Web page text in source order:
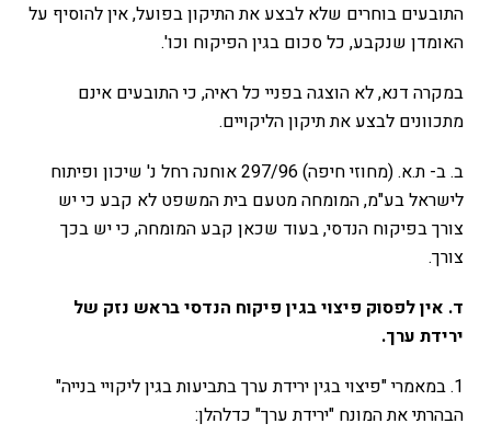
התובעים בוחרים שלא לבצע את התיקון בפועל, אין להוסיף על
האומדן שנקבע, כל סכום בגין הפיקוח וכו'.
במקרה דנא, לא הוצגה בפניי כל ראיה, כי התובעים אינם
מתכוונים לבצע את תיקון הליקויים.
ב. ב- ת.א. (מחוזי חיפה) 297/96 אוחנה רחל נ' שיכון ופיתוח
לישראל בע"מ, המומחה מטעם בית המשפט לא קבע כי יש
צורך בפיקוח הנדסי, בעוד שכאן קבע המומחה, כי יש בכך
צורך.
ד. אין לפסוק פיצוי בגין פיקוח הנדסי בראש נזק של
ירידת ערך.
1. במאמרי "פיצוי בגין ירידת ערך בתביעות בגין ליקויי בנייה"
הבהרתי את המונח "ירידת ערך" כדלהלן: